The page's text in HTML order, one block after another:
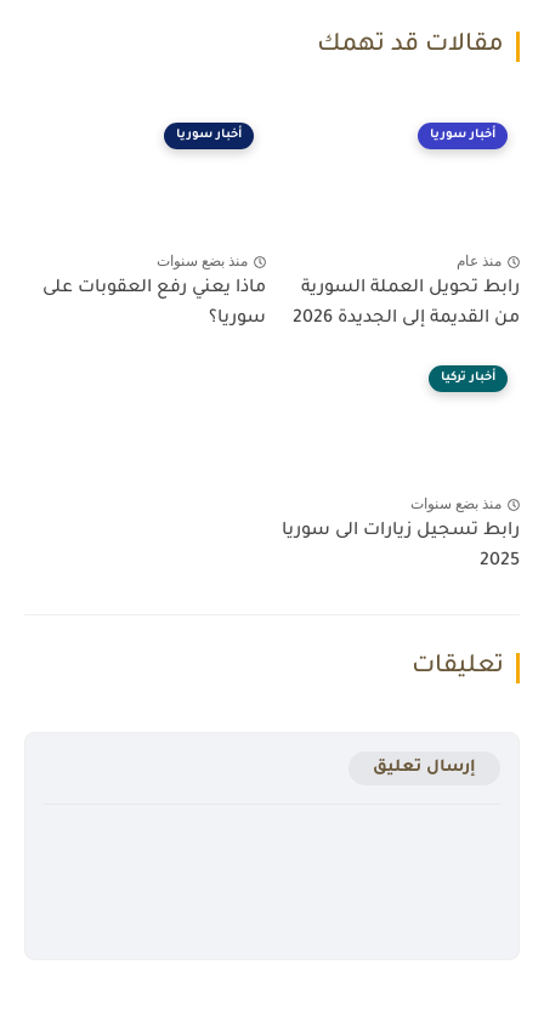
مقالات قد تهمك
أخبار سوريا
منذ عام
رابط تحويل العملة السورية
من القديمة إلى الجديدة 2026
أخبار سوريا
منذ بضع سنوات
ماذا يعني رفع العقوبات على
سوريا؟
أخبار تركيا
منذ بضع سنوات
رابط تسجيل زيارات الى سوريا
2025
تعليقات
إرسال تعليق